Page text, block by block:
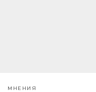
МНЕНИЯ